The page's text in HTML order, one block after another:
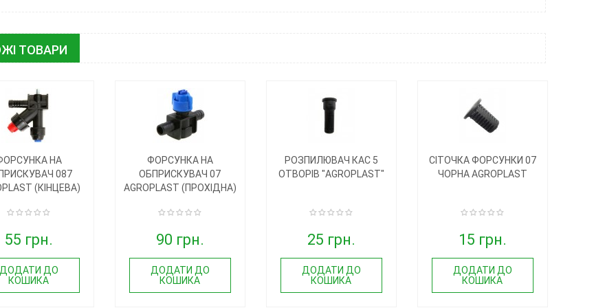
ТОВАРИ
НА
087
(КІНЦЕВА)
55 грн.
ДОДАТИ ДО
КОШИКА
ФОРСУНКА НА
ОБПРИСКУВАЧ 07
AGROPLAST (ПРОХІДНА)
90 грн.
ДОДАТИ ДО
КОШИКА
РОЗПИЛЮВАЧ КАС 5
ОТВОРІВ "AGROPLAST"
25 грн.
ДОДАТИ ДО
КОШИКА
СІТОЧКА ФОРСУНКИ 07
ЧОРНА AGROPLAST
15 грн.
ДОДАТИ ДО
КОШИКА